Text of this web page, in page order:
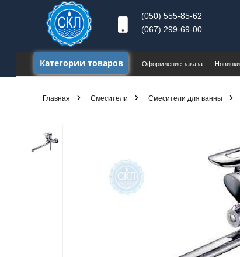
(050) 555-85-62
(067) 299-69-00
Категории товаров Оформление заказа Новинки
Главная Смесители Смесители для ванны